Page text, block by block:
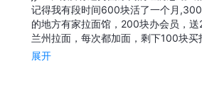
记得我有段时间600块活了一个月
的地方有家拉面馆，200块办会员，
兰州拉面，每次都加面，剩下100块
展开